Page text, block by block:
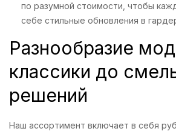
по разумной стоимости, чтобы
себе стильные обновления в
Разнообразие
классики до
решений
Наш ассортимент включает в себя